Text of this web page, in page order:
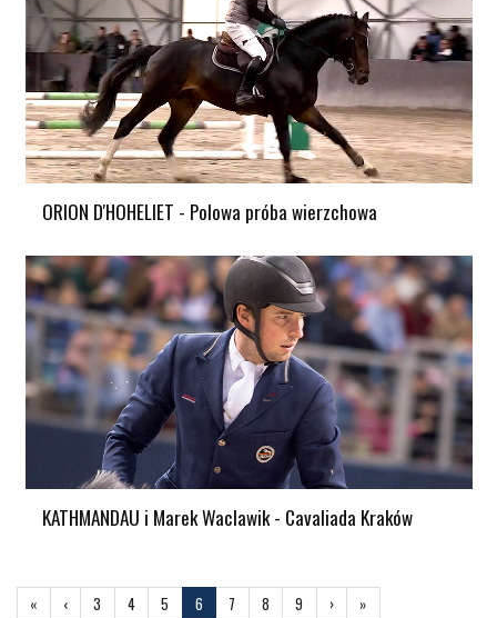
ORION D'HOHELIET - Polowa próba wierzchowa
KATHMANDAU i Marek Waclawik - Cavaliada Kraków
« Pierwsza
‹Poprzednia
3 4 5 6 7 8 9 ›Następna
»